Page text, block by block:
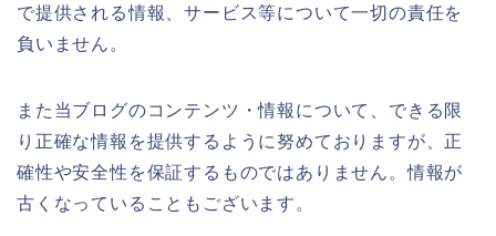
で提供される情報、サービス等について一切の責任を
負いません。
また当ブログのコンテンツ・情報について、できる限
り正確な情報を提供するように努めておりますが、正
確性や安全性を保証するものではありません。情報が
古くなっていることもございます。